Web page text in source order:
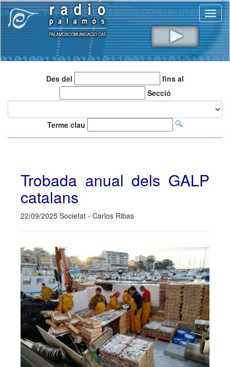
Des del
fins al
Secció
Terme clau
Trobada anual dels GALP
catalans
22/09/2025 Societat - Carlos Ribas